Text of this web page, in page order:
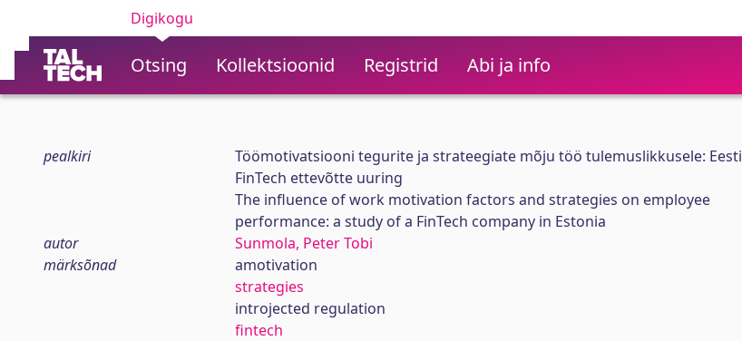
Digikogu
Otsing Kollektsioonid Registrid Abi ja info
pealkiri
Töömotivatsiooni tegurite ja strateegiate mõju töö tulemuslikkusele: Eesti
FinTech ettevõtte uuring
The influence of work motivation factors and strategies on employee
performance: a study of a FinTech company in Estonia
autor
Sunmola, Peter Tobi
märksõnad
amotivation
strategies
introjected regulation
fintech